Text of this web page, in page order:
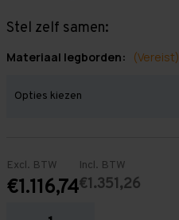
Stel zelf samen:
Materiaal legborden: (Vereist)
Excl. BTW
€1.116,74
Incl. BTW
€1.351,26